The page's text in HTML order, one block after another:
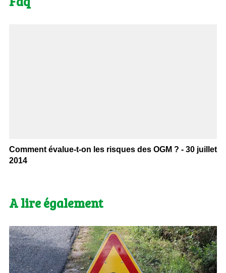
Comment évalue-t-on les risques des OGM ? - 30 juillet
2014
A lire également